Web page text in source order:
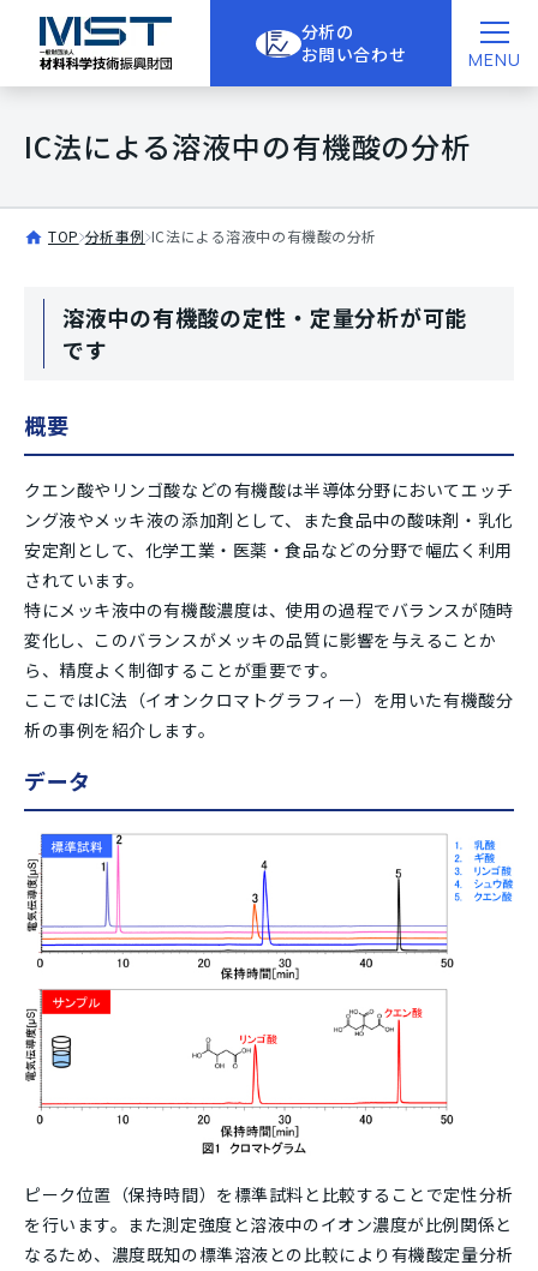
MENU
分析の
お問い合わせ
IC法による溶液中の有機酸の分析
TOP 分析事例 IC法による溶液中の有機酸の分析
溶液中の有機酸の定性・定量分析が可能
です
概要
クエン酸やリンゴ酸などの有機酸は半導体分野においてエッチ
ング液やメッキ液の添加剤として、また食品中の酸味剤・乳化
安定剤として、化学工業・医薬・食品などの分野で幅広く利用
されています。
特にメッキ液中の有機酸濃度は、使用の過程でバランスが随時
変化し、このバランスがメッキの品質に影響を与えることか
ら、精度よく制御することが重要です。
ここではIC法（イオンクロマトグラフィー）を用いた有機酸分
析の事例を紹介します。
データ
ピーク位置（保持時間）を標準試料と比較することで定性分析
を行います。また測定強度と溶液中のイオン濃度が比例関係と
なるため、濃度既知の標準溶液との比較により有機酸定量分析